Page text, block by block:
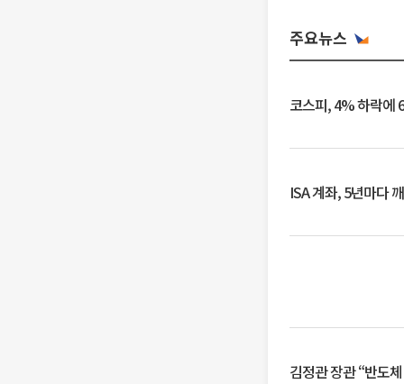
주요뉴스
코스피, 4% 하락에
ISA 계좌, 5년마다
김정관 장관 “반도